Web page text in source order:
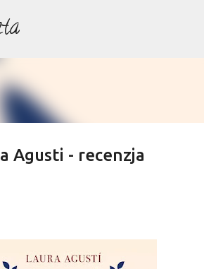
Agusti - recenzja